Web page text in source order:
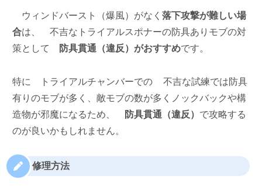
ウィンドバースト（爆風）がなく 落下攻撃が難しい場
合は、
不吉なトライアルスポナーの防具ありモブの対
策として
防具貫通（違反）がおすすめです。
特に トライアルチャンバーでの
不吉な試練では防具
有りのモブが多く、敵モブの数が多くノックバックや構
造物が邪魔になるため、
防具貫通（違反） で攻略する
のが良いかもしれません。
修理方法